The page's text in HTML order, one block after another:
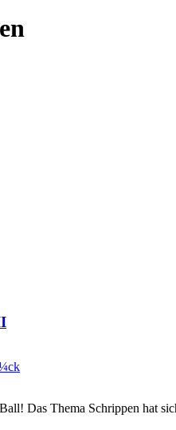
Das Thema Schrippen hat